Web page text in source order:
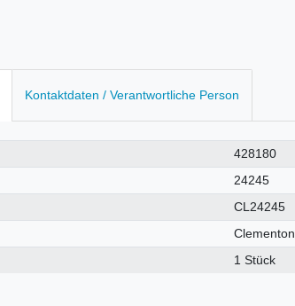
Kontaktdaten / Verantwortliche Person
428180
24245
CL24245
1 Stück